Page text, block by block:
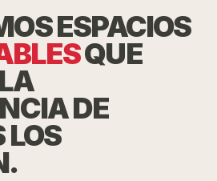
ESPACIOS
QUE
DE
LOS